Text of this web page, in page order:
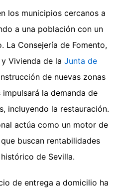
los municipios cercanos a
a una población con un
Consejería de Fomento,
Vivienda de la Junta de
de nuevas zonas
la demanda de
incluyendo la restauración.
actúa como un motor de
buscan rentabilidades
de Sevilla.
de entrega a domicilio ha